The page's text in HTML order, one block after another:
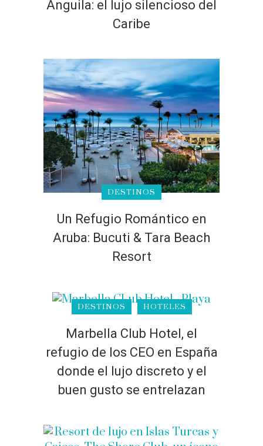
Anguila: el lujo silencioso del
Caribe
DESTINOS
Un Refugio Romántico en
Aruba: Bucuti & Tara Beach
Resort
DESTINOS HOTELES
Marbella Club Hotel, el
refugio de los CEO en España
donde el lujo discreto y el
buen gusto se entrelazan